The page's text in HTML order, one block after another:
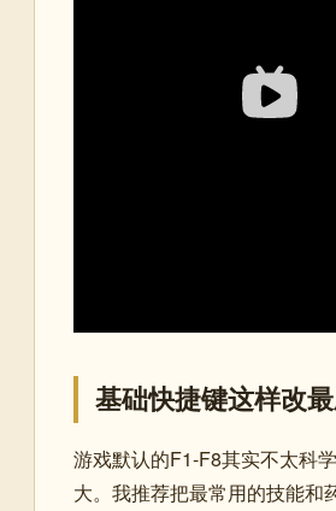
基础快捷键这样改
游戏默认的F1-F8其实不太科
大。我推荐把最常用的技能和